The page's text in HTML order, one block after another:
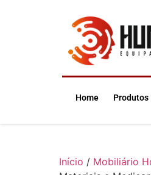
Home Produtos
Início / Mobiliário